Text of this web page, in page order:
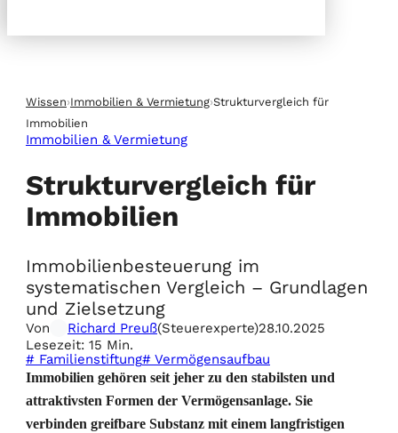
Wissen›Immobilien & Vermietung›Strukturvergleich für
Immobilien
Immobilien & Vermietung
Strukturvergleich für
Immobilien
Immobilienbesteuerung im
systematischen Vergleich – Grundlagen
und Zielsetzung
Von Richard Preuß(Steuerexperte)28.10.2025
Lesezeit: 15 Min.
# Familienstiftung# Vermögensaufbau
Immobilien gehören seit jeher zu den stabilsten und
attraktivsten Formen der Vermögensanlage. Sie
verbinden greifbare Substanz mit einem langfristigen